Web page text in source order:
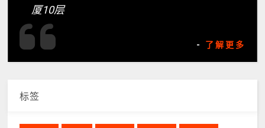
厦10层
- 了解更多
标签